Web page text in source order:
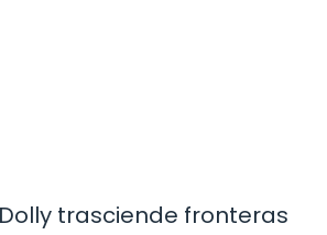
trasciende fronteras